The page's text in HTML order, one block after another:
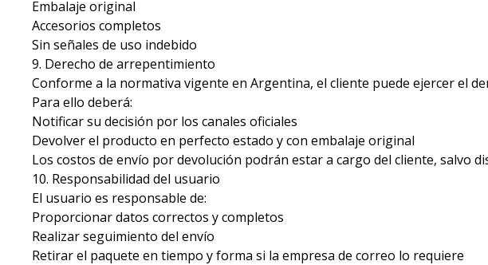
Embalaje original
Accesorios completos
Sin señales de uso indebido
9. Derecho de arrepentimiento
Conforme a la normativa vigente en Argentina, el cliente puede ejercer el
Para ello deberá:
Notificar su decisión por los canales oficiales
Devolver el producto en perfecto estado y con embalaje original
Los costos de envío por devolución podrán estar a cargo del cliente, salvo
10. Responsabilidad del usuario
El usuario es responsable de:
Proporcionar datos correctos y completos
Realizar seguimiento del envío
Retirar el paquete en tiempo y forma si la empresa de correo lo requiere